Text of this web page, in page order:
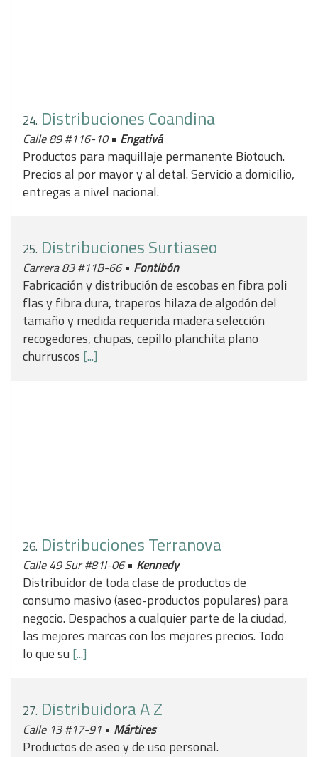
24. Distribuciones Coandina
Calle 89 #116-10 • Engativá
Productos para maquillaje permanente Biotouch.
Precios al por mayor y al detal. Servicio a domicilio,
entregas a nivel nacional.
25. Distribuciones Surtiaseo
Carrera 83 #11B-66• Fontibón
Fabricación y distribución de escobas en fibra poli
flas y fibra dura, traperos hilaza de algodón del
tamaño y medida requerida madera selección
recogedores, chupas, cepillo planchita plano
churruscos [...]
26. Distribuciones Terranova
Calle 49 Sur #81I-06• Kennedy
Distribuidor de toda clase de productos de
consumo masivo (aseo-productos populares) para
negocio. Despachos a cualquier parte de la ciudad,
las mejores marcas con los mejores precios. Todo
lo que su [...]
27. Distribuidora A Z
Calle 13 #17-91 • Mártires
Productos de aseo y de uso personal.